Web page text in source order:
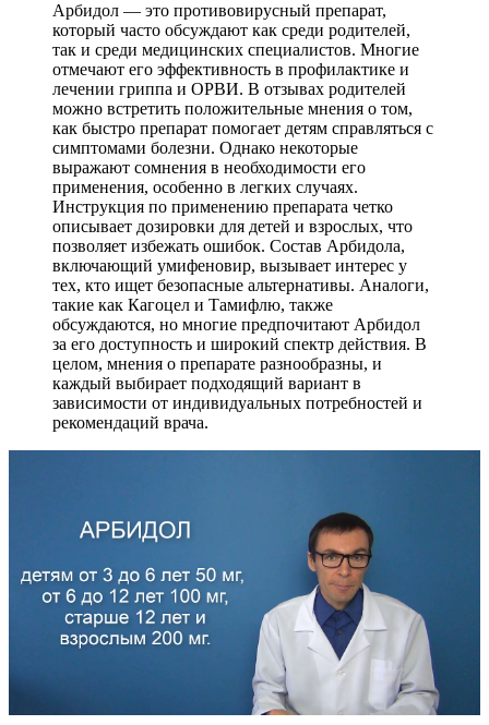
Арбидол — это противовирусный препарат,
который часто обсуждают как среди родителей,
так и среди медицинских специалистов. Многие
отмечают его эффективность в профилактике и
лечении гриппа и ОРВИ. В отзывах родителей
можно встретить положительные мнения о том,
как быстро препарат помогает детям справляться с
симптомами болезни. Однако некоторые
выражают сомнения в необходимости его
применения, особенно в легких случаях.
Инструкция по применению препарата четко
описывает дозировки для детей и взрослых, что
позволяет избежать ошибок. Состав Арбидола,
включающий умифеновир, вызывает интерес у
тех, кто ищет безопасные альтернативы. Аналоги,
такие как Кагоцел и Тамифлю, также
обсуждаются, но многие предпочитают Арбидол
за его доступность и широкий спектр действия. В
целом, мнения о препарате разнообразны, и
каждый выбирает подходящий вариант в
зависимости от индивидуальных потребностей и
рекомендаций врача.